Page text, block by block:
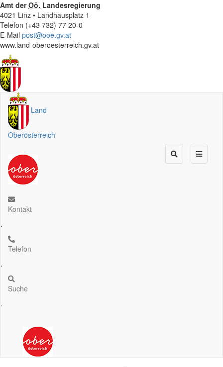
Amt derOö. Landesregierung
4021 Linz • Landhausplatz 1
Telefon (+43 732) 77 20-0
E-Mail post@ooe.gv.at
www.land-oberoesterreich.gv.at
Land
Oberösterreich
Kontakt
.
Telefon
.
Suche
.